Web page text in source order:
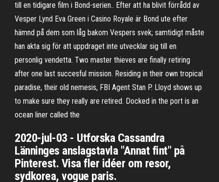
till en tidigare film i Bond-serien.. Efter att ha blivit förrådd av
Vesper Lynd Eva Green i Casino Royale är Bond ute efter
hämnd på dem som låg bakom Vespers svek; samtidigt måste
han akta sig för att uppdraget inte utvecklar sig till en
personlig vendetta. Two master thieves are finally retiring
after one last succesful mission. Residing in their own tropical
paradise, their old nemesis, FBI Agent Stan P. Lloyd shows up
to make sure they really are retired. Docked in the port is an
ocean liner called the
2020-jul-03 - Utforska Cassandra
Länninges anslagstavla "Annat fint" på
Pinterest. Visa fler idéer om resor,
sydkorea, vogue paris.